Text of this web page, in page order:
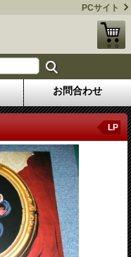
PCサイト
お問合わせ
LP